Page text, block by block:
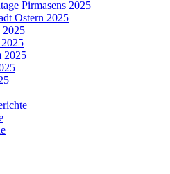
Pirmasens 2025
Ostern 2025
2025
2025